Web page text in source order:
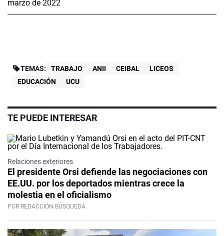
TEMAS: TRABAJO ANII CEIBAL
LICEOS
EDUCACIÓN
UCU
TE PUEDE INTERESAR
Relaciones exteriores
El presidente Orsi defiende las negociaciones con
EE.UU. por los deportados mientras crece la
molestia en el oficialismo
POR REDACCIÓN BÚSQUEDA